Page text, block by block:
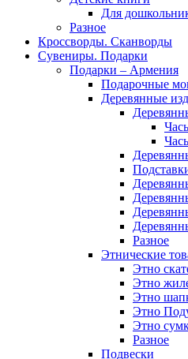
Для
Разное
Кроссворды. Сканворды
Сувениры. Подарки
Подарки – Армения
Подарочные
Деревянные
Разное
Этнические
Этно
Этно
Этно
Этно
Этно
Разное
Подвески